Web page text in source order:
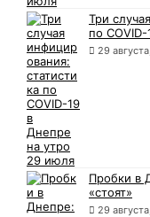
Три
по
29
Пробки в
«стоят»
29